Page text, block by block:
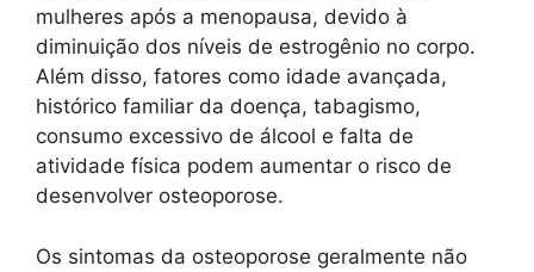
mulheres após a menopausa, devido à
diminuição dos níveis de estrogênio no corpo.
Além disso, fatores como idade avançada,
histórico familiar da doença, tabagismo,
consumo excessivo de álcool e falta de
atividade física podem aumentar o risco de
desenvolver osteoporose.
Os sintomas da osteoporose geralmente não